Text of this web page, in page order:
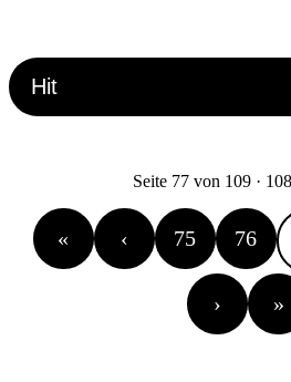
Hit
Seite 77 von 109 ·
« ‹ 75 76
› »